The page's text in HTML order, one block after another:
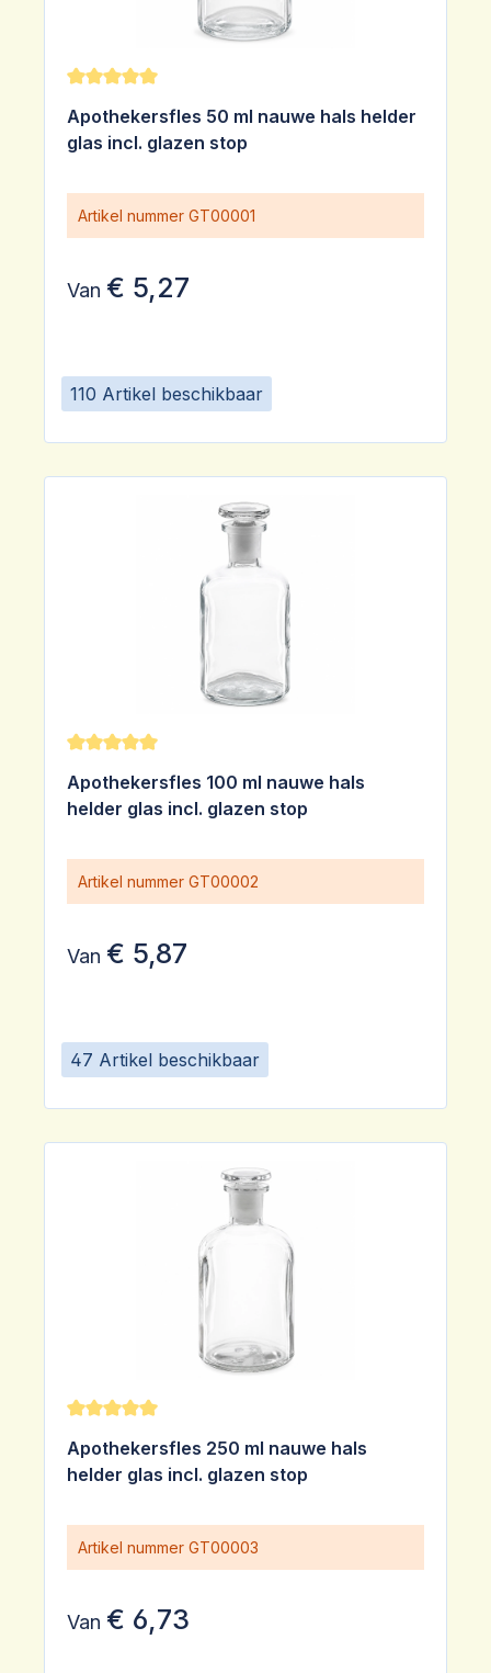
110 Artikel beschikbaar
Gemiddelde waardering van 5 van 5 sterren
Apothekersfles 50 ml nauwe hals helder
glas incl. glazen stop
Artikel nummer GT00001
Van € 5,27
47 Artikel beschikbaar
Gemiddelde waardering van 5 van 5 sterren
Apothekersfles 100 ml nauwe hals
helder glas incl. glazen stop
Artikel nummer GT00002
Van € 5,87
Gemiddelde waardering van 5 van 5 sterren
Apothekersfles 250 ml nauwe hals
helder glas incl. glazen stop
Artikel nummer GT00003
Van € 6,73